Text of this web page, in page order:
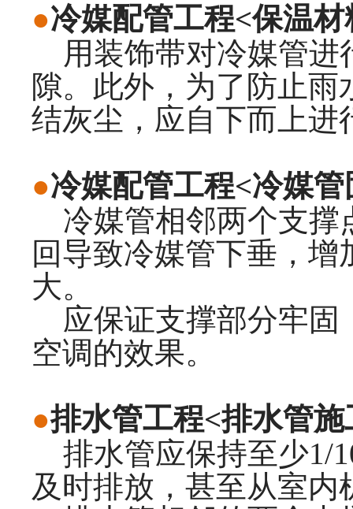
●冷媒配管工程<保温材
用装饰带对冷媒管进
隙。此外，为了防止
结灰尘，应自下而上进
●冷媒配管工程<冷媒管
冷媒管相邻两个支撑
回导致冷媒管下垂，
大。
应保证支撑部分牢固
空调的效果。
●排水管工程<排水管施
排水管应保持至少1/
及时排放，甚至从室